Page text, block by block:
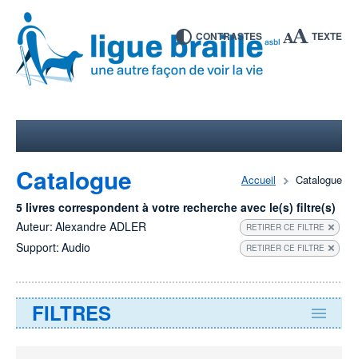
CONTRASTES TEXTE
Accueil Catalogue
Catalogue
5 livres correspondent à votre recherche avec le(s) filtre(s)
Auteur: Alexandre ADLER RETIRER CE FILTRE
Support: Audio RETIRER CE FILTRE
FILTRES